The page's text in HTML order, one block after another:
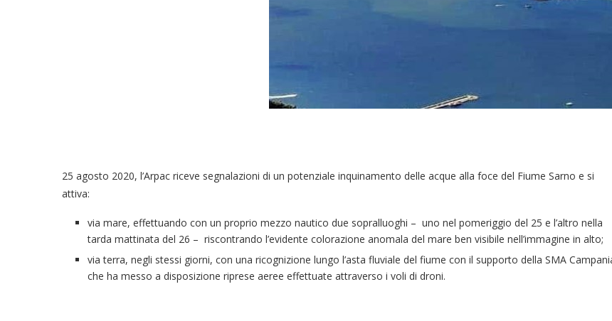
25 agosto 2020, l’Arpac riceve segnalazioni di un potenziale inquinamento delle acque alla foce del Fiume Sarno e si
attiva:
via mare, effettuando con un proprio mezzo nautico due sopralluoghi – uno nel pomeriggio del 25 e l’altro nella
tarda mattinata del 26 – riscontrando l’evidente colorazione anomala del mare ben visibile nell’immagine in alto;
via terra, negli stessi giorni, con una ricognizione lungo l’asta fluviale del fiume con il supporto della SMA
che ha messo a disposizione riprese aeree effettuate attraverso i voli di droni.